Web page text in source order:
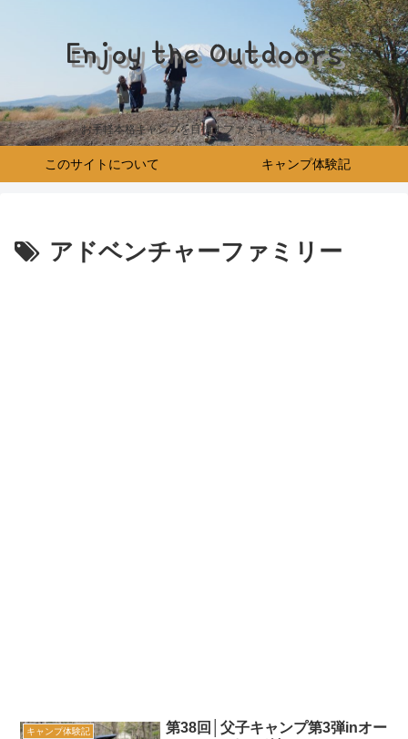
Enjoy the Outdoors
お手軽本格キャンプを目指すファミキャンブログ♪
このサイトについて キャンプ体験記
アドベンチャーファミリー
キャンプ体験記
第38回│父子キャンプ第3弾inオー